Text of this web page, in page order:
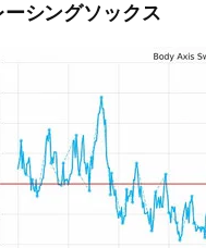
シングソックス